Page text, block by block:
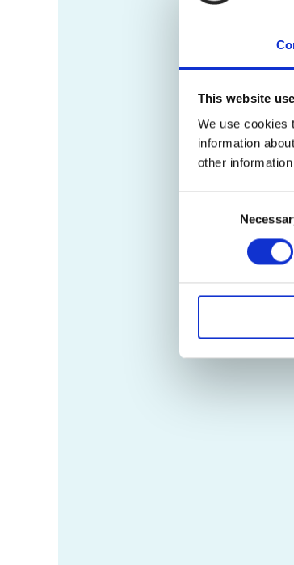
This website
We use cookies
information
other